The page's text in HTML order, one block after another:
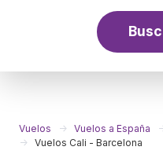
Vuelos Vuelos a España
Vuelos Cali - Barcelona